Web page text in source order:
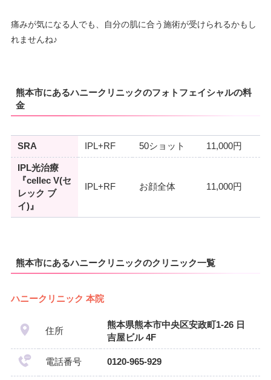
痛みが気になる人でも、自分の肌に合う施術が受けられるかもし
れませんね♪
熊本市にあるハニークリニックのフォトフェイシャルの料
金
SRA IPL+RF 50ショット 11,000円
IPL光治療
『cellec V(セ
レック ブ
イ)』
IPL+RF お顔全体 11,000円
熊本市にあるハニークリニックのクリニック一覧
ハニークリニック 本院
住所
熊本県熊本市中央区安政町1-26 日
吉屋ビル 4F
電話番号 0120-965-929